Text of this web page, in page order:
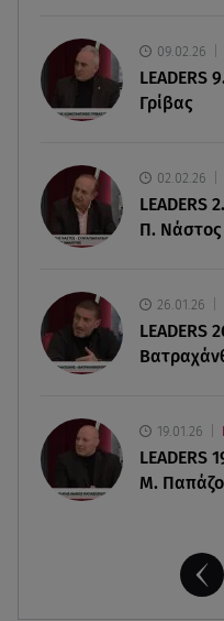
που βρέθηκε σε
08.08.26 , 14:50
08.08.26 , 14:25
Καιρός: Σε
φωτιές τα επόμενα
08.08.26 , 14:00
Summer fling: Γιατί
καλοκαιρινό έρωτα
09.02.26
LEADERS
Γρίβας
02.02.26
LEADERS
Π. Νάστος
26.01.26
LEADERS
19.01.26
LEADERS
Μ.